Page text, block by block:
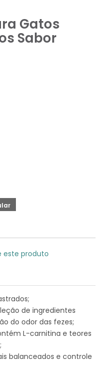
Gatos
Sabor
este produto
de ingredientes
do odor das fezes;
L-carnitina e teores
balanceados e controle